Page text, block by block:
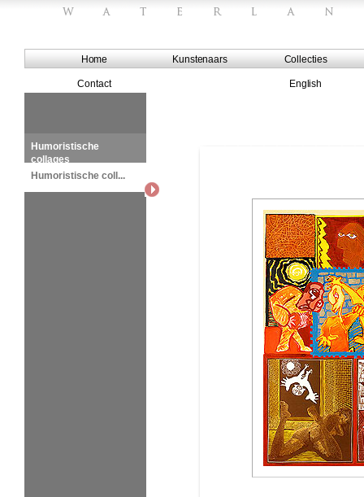
Home Kunstenaars Collecties
Contact English
Humoristische
collages
Humoristische coll...